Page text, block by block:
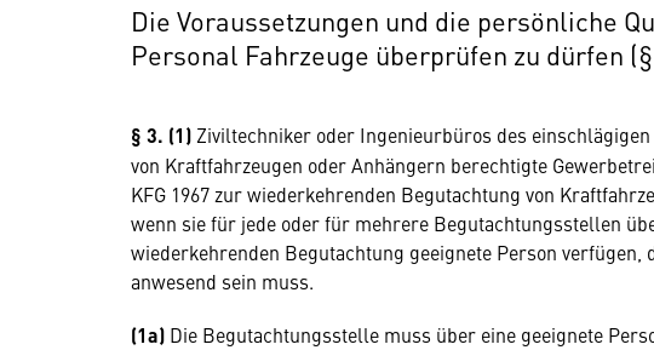
Die Voraussetzungen und die persönliche
Personal Fahrzeuge überprüfen zu dürfen
§ 3. (1) Ziviltechniker oder Ingenieurbüros des
von Kraftfahrzeugen oder Anhängern berechtigte
KFG 1967 zur wiederkehrenden Begutachtung von
wenn sie für jede oder für mehrere Begutachtungsstellen
wiederkehrenden Begutachtung geeignete Person
anwesend sein muss.
(1a) Die Begutachtungsstelle muss über eine geeignete